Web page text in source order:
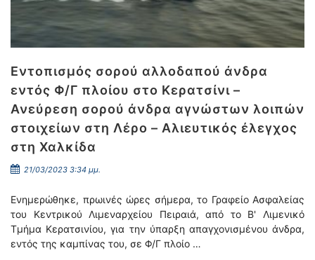
Εντοπισμός σορού αλλοδαπού άνδρα
εντός Φ/Γ πλοίου στο Κερατσίνι –
Ανεύρεση σορού άνδρα αγνώστων λοιπών
στοιχείων στη Λέρο – Αλιευτικός έλεγχος
στη Χαλκίδα
21/03/2023 3:34 μμ.
Ενημερώθηκε, πρωινές ώρες σήμερα, το Γραφείο Ασφαλείας
του Κεντρικού Λιμεναρχείου Πειραιά, από το Β' Λιμενικό
Τμήμα Κερατσινίου, για την ύπαρξη απαγχονισμένου άνδρα,
εντός της καμπίνας του, σε Φ/Γ πλοίο …